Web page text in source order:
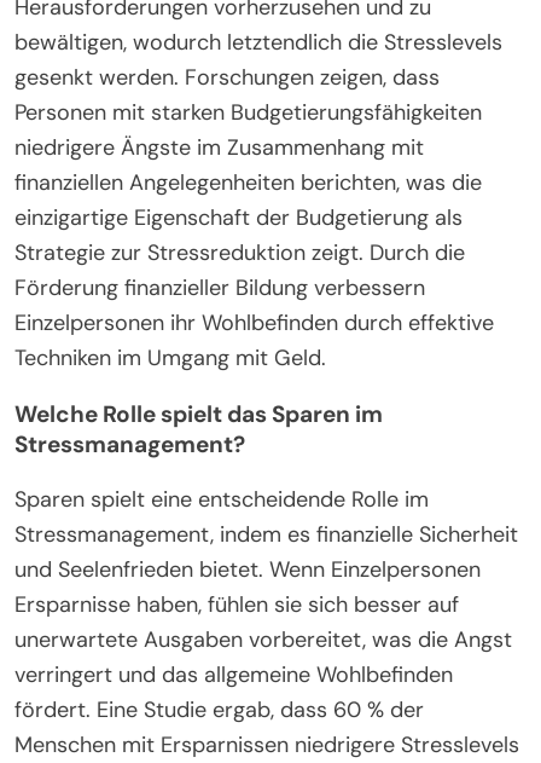
Herausforderungen vorherzusehen und zu
bewältigen, wodurch letztendlich die Stresslevels
gesenkt werden. Forschungen zeigen, dass
Personen mit starken Budgetierungsfähigkeiten
niedrigere Ängste im Zusammenhang mit
finanziellen Angelegenheiten berichten, was die
einzigartige Eigenschaft der Budgetierung als
Strategie zur Stressreduktion zeigt. Durch die
Förderung finanzieller Bildung verbessern
Einzelpersonen ihr Wohlbefinden durch effektive
Techniken im Umgang mit Geld.
Welche Rolle spielt das Sparen im
Stressmanagement?
Sparen spielt eine entscheidende Rolle im
Stressmanagement, indem es finanzielle Sicherheit
und Seelenfrieden bietet. Wenn Einzelpersonen
Ersparnisse haben, fühlen sie sich besser auf
unerwartete Ausgaben vorbereitet, was die Angst
verringert und das allgemeine Wohlbefinden
fördert. Eine Studie ergab, dass 60 % der
Menschen mit Ersparnissen niedrigere Stresslevels